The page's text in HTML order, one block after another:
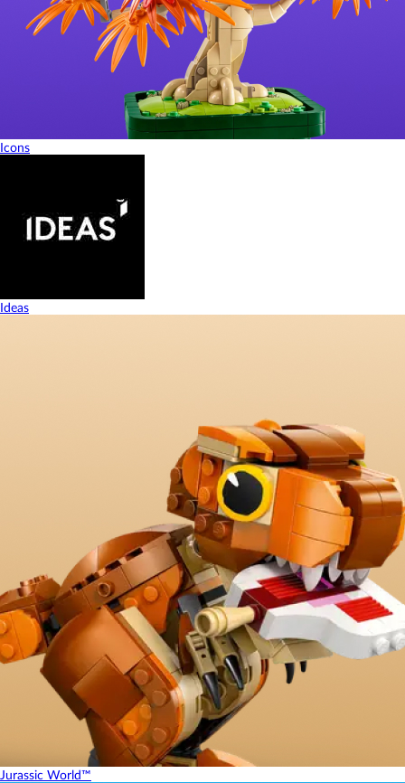
Icons
Ideas
Jurassic World™